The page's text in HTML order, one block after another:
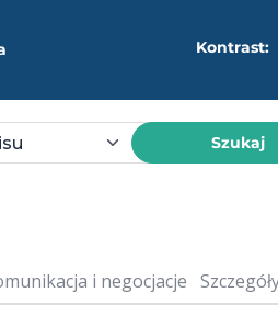
Kontrast:
Szukaj
i negocjacje